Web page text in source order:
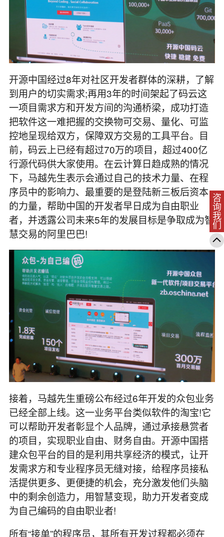
开源中国经过8年对社区开发者群体的深耕，了解
到用户的切实需求;再用3年的时间架起了码云这
一项目需求方和开发方间的沟通桥梁，成功打造
把软件这一难把握的交换物可交易、量化、可监
控地呈现给双方，保障双方交易的工具平台。目
前，码云上已经有超过70万的项目，超过400亿
行源代码供大家使用。在云计算日趋成熟的情况
下，马越先生表示会通过自己的技术力量、在程
序员中的影响力、最重要的是登陆新三板后资本
的力量，帮助中国的开发者早日成为自由职业
者，并透露公司未来5年的发展目标是争取成为智
慧交易的阿里巴巴!
接着，马越先生重磅公布经过6年开发的众包业务
已经全部上线。这一业务平台类似软件的淘宝!它
可以帮助开发者彰显个人品牌，通过承接悬赏者
的项目，实现职业自由、财务自由。开源中国搭
建众包平台的目的是利用共享经济的模式，让开
发需求方和专业程序员无缝对接，给程序员接私
活提供更多、更便捷的机会，充分激发他们头脑
中的剩余创造力，用智慧变现，助力开发者变成
为自己编码的自由职业者!
所有“接单”的程序员，其所有开发过程都必须在
咨询我们